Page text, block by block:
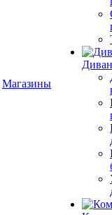
Магазины